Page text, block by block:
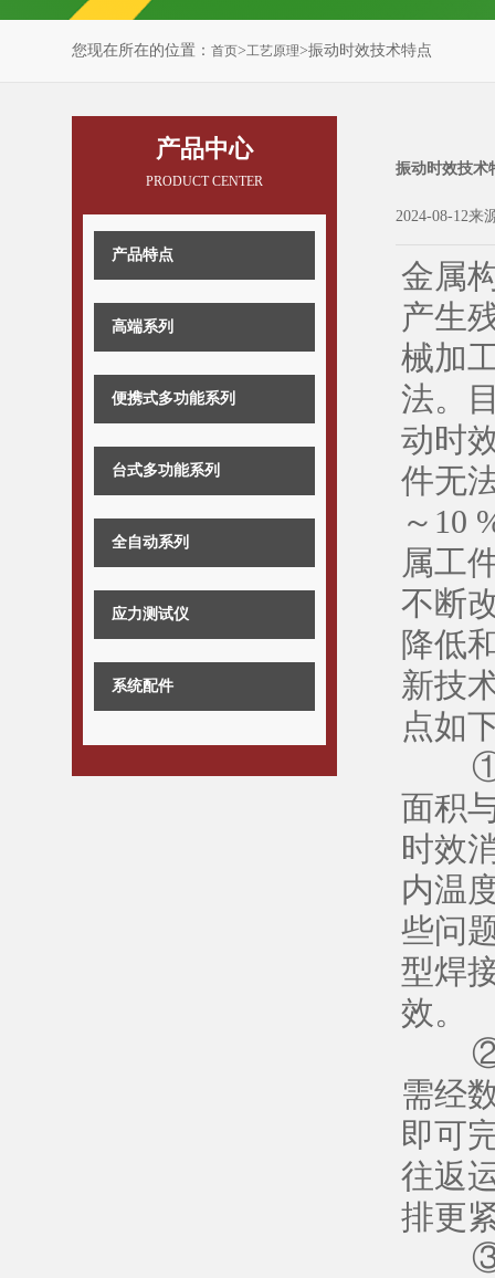
您现在所在的位置： 首页>工艺原理>振动时效技术特点
产品中心
PRODUCT CENTER
产品特点
高端系列
便携式多功能系列
台式多功能系列
全自动系列
应力测试仪
系统配件
振动时效技术
2024-08-12来
金属
产生
械加
法。
动时
件无
～10
属工
不断
降低
新技
点如
① 投
面积
时效
内温
些问
型焊
效。
② 生
需经
即可
往返
排更
③ 使